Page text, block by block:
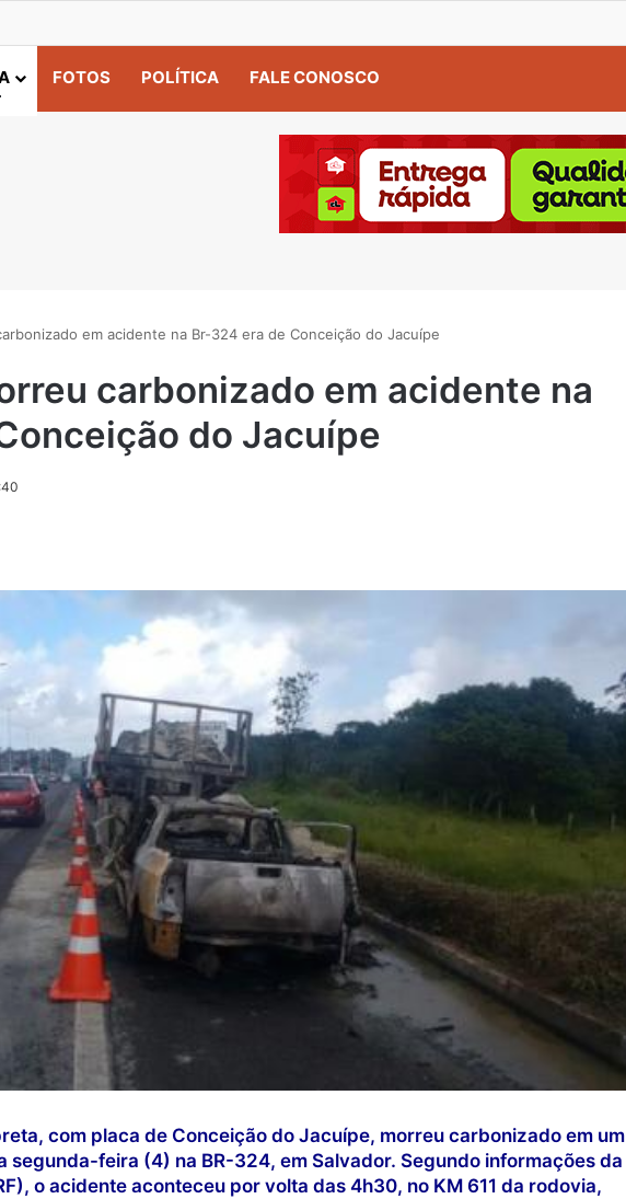
FOTOS POLÍTICA FALE CONOSCO
em acidente na Br-324 era de Conceição do Jacuípe
carbonizado em acidente na
do Jacuípe
com placa de Conceição do Jacuípe, morreu carbonizado em um
segunda-feira (4) na BR-324, em Salvador. Segundo informações da
o acidente aconteceu por volta das 4h30, no KM 611 da rodovia,